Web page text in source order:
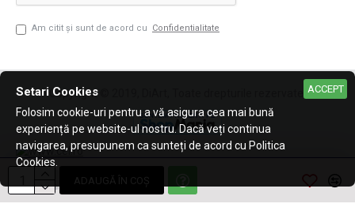
ADAUGĂ ÎN COŞ
Am citit şi sunt de acord cu Confidentialitate
Copyright © 2019, DiArt, Toate drepturile rezervate. ACCEPT
Setari Cookies
Folosim cookie-uri pentru a vă asigura cea mai bună
experiență pe website-ul nostru. Dacă veți continua
navigarea, presupunem ca sunteți de acord cu Politica
Cookies.